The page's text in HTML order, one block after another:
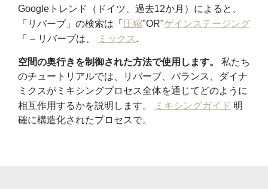
Googleトレンド（ドイツ、過去12か月）によると、
「リバーブ」の検索は「 圧縮"OR"ゲインステージング
「 – リバーブは、
ミックス .
空間の奥行きを制御された方法で使用します。
私たち
のチュートリアルでは、リバーブ、バランス、ダイナ
ミクスがミキシングプロセス全体を通じてどのように
相互作用するかを説明します。
ミキシングガイド 明
確に構造化されたプロセスで。